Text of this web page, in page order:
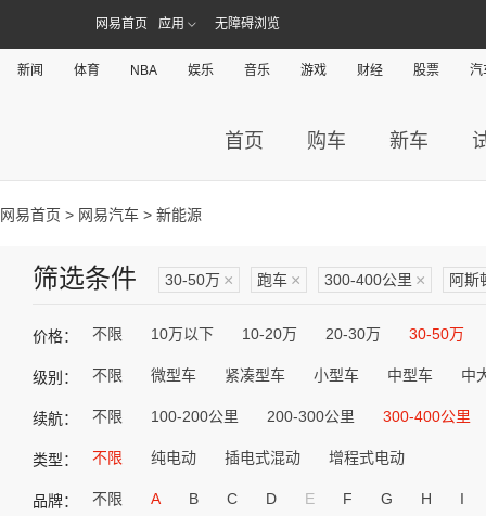
网易首页 应用 无障碍浏览
新闻 体育 NBA 娱乐 音乐 游戏 财经 股票 汽
首页 购车 新车
网易首页 > 网易汽车 > 新能源
筛选条件 30-50万 × 跑车 × 300-400公里 × 阿斯
价格： 不限 10万以下 10-20万 20-30万 30-50万
级别： 不限 微型车 紧凑型车 小型车 中型车 中
续航： 不限 100-200公里 200-300公里 300-400公里
类型： 不限 纯电动 插电式混动 增程式电动
品牌： 不限 A B C D E F G H I